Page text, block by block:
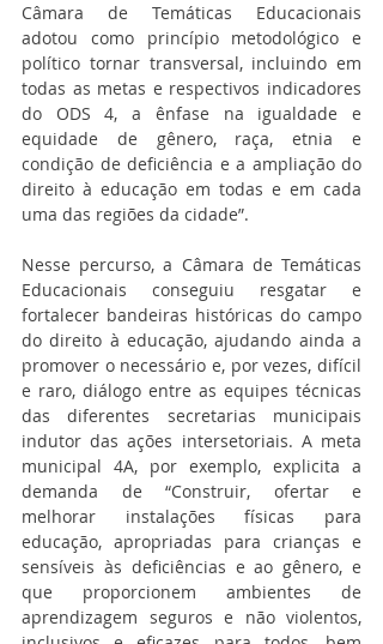
Câmara de Temáticas Educacionais
adotou como princípio metodológico e
político tornar transversal, incluindo em
todas as metas e respectivos indicadores
do ODS 4, a ênfase na igualdade e
equidade de gênero, raça, etnia e
condição de deficiência e a ampliação do
direito à educação em todas e em cada
uma das regiões da cidade”.
Nesse percurso, a Câmara de Temáticas
Educacionais conseguiu resgatar e
fortalecer bandeiras históricas do campo
do direito à educação, ajudando ainda a
promover o necessário e, por vezes, difícil
e raro, diálogo entre as equipes técnicas
das diferentes secretarias municipais
indutor das ações intersetoriais. A meta
municipal 4A, por exemplo, explicita a
demanda de “Construir, ofertar e
melhorar instalações físicas para
educação, apropriadas para crianças e
sensíveis às deficiências e ao gênero, e
que proporcionem ambientes de
aprendizagem seguros e não violentos,